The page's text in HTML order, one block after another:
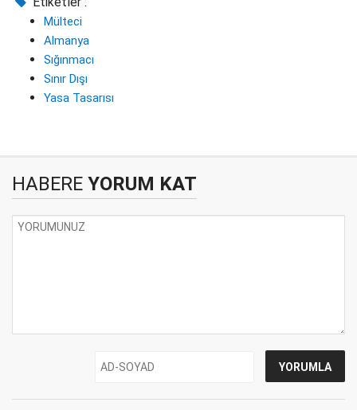
Mülteci
Almanya
Sığınmacı
Sınır Dışı
Yasa Tasarısı
HABERE YORUM KAT